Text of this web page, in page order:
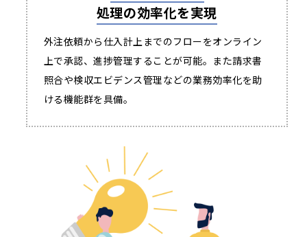
処理の効率化を実現
外注依頼から仕入計上までのフローをオンライン
上で承認、進捗管理することが可能。また請求書
照合や検収エビデンス管理などの業務効率化を助
ける機能群を具備。